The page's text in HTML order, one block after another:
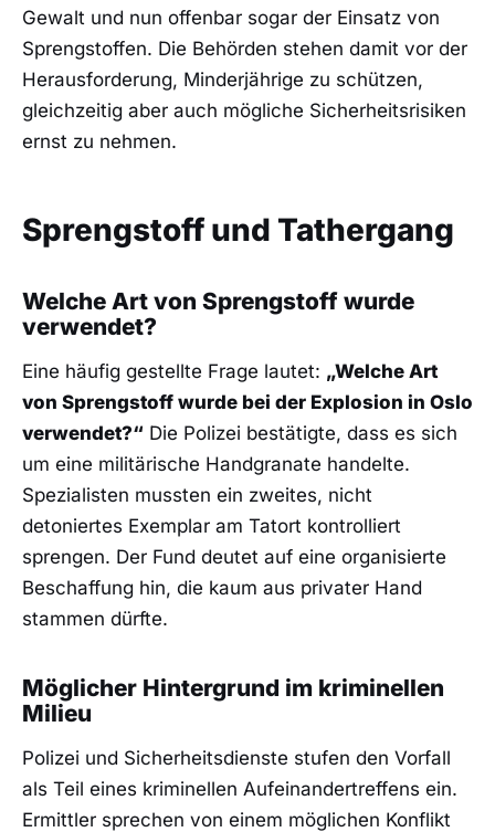
Gewalt und nun offenbar sogar der Einsatz von
Sprengstoffen. Die Behörden stehen damit vor der
Herausforderung, Minderjährige zu schützen,
gleichzeitig aber auch mögliche Sicherheitsrisiken
ernst zu nehmen.
Sprengstoff und Tathergang
Welche Art von Sprengstoff wurde
verwendet?
Eine häufig gestellte Frage lautet: „Welche Art
von Sprengstoff wurde bei der Explosion in Oslo
verwendet?“ Die Polizei bestätigte, dass es sich
um eine militärische Handgranate handelte.
Spezialisten mussten ein zweites, nicht
detoniertes Exemplar am Tatort kontrolliert
sprengen. Der Fund deutet auf eine organisierte
Beschaffung hin, die kaum aus privater Hand
stammen dürfte.
Möglicher Hintergrund im kriminellen
Milieu
Polizei und Sicherheitsdienste stufen den Vorfall
als Teil eines kriminellen Aufeinandertreffens ein.
Ermittler sprechen von einem möglichen Konflikt